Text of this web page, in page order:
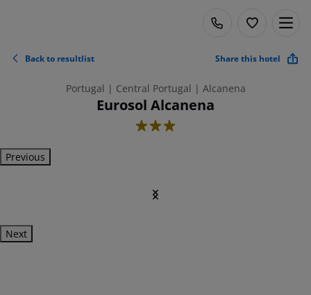
Back to resultlist Share this hotel
Portugal | Central Portugal | Alcanena
Eurosol Alcanena
3
Previous
Next